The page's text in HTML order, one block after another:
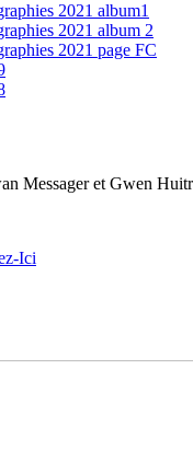
2021 album1
2021 album 2
2021 page FC
Messager et Gwen
Ici